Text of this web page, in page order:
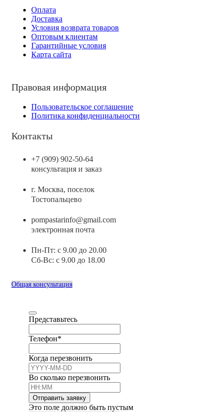
Оплата
Доставка
Условия возврата товаров
Оптовым клиентам
Гарантийные условия
Карта сайта
Правовая информация
Пользовательское соглашение
Политика конфиденциальности
Контакты
+7 (909) 902-50-64
консультация и заказ
г. Москва, поселок
Тостопальцево
pompastarinfo@gmail.com
электронная почта
Пн-Пт: с 9.00 до 20.00
Сб-Вс: с 9.00 до 18.00
Общая консультация
Представьтесь
Телефон*
Когда перезвонить
Во сколько перезвонить
Отправить заявку
Это поле должно быть пустым